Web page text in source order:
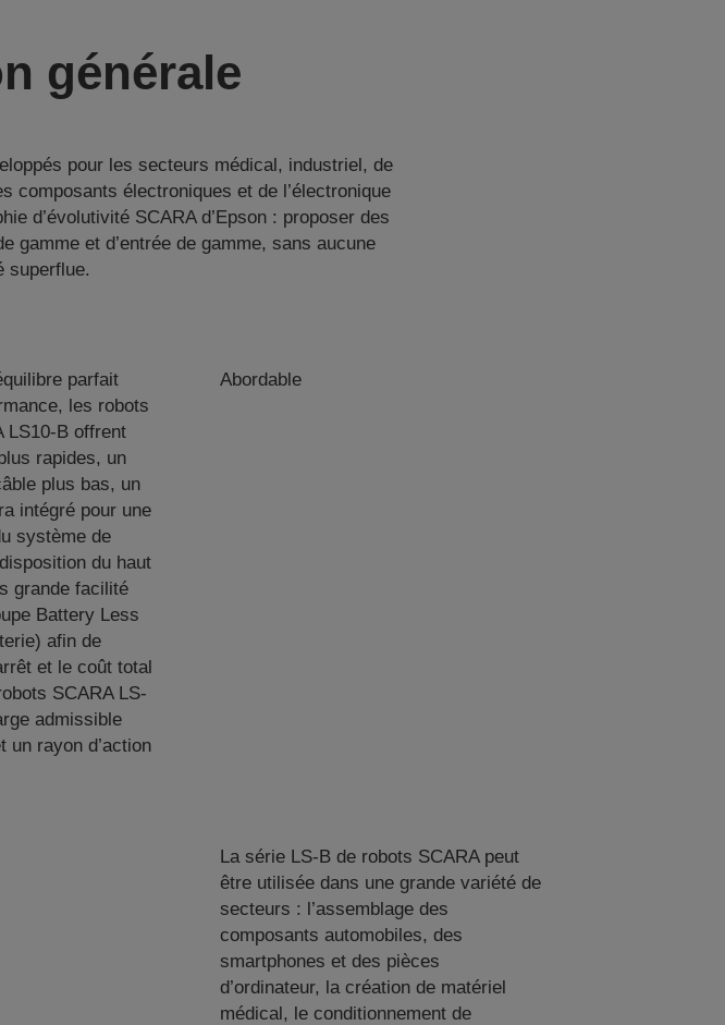
générale
pour les secteurs médical, industriel, de
composants électroniques et de l’électronique
d’évolutivité SCARA d’Epson : proposer des
gamme et d’entrée de gamme, sans aucune
superflue.
parfait
les robots
LS10-B offrent
rapides, un
plus bas, un
intégré pour une
système de
du haut
grande facilité
Battery Less
afin de
et le coût total
SCARA LS-
admissible
un rayon d’action
Abordable
La série LS-B de robots SCARA peut
être utilisée dans une grande variété de
secteurs : l’assemblage des
composants automobiles, des
smartphones et des pièces
d’ordinateur, la création de matériel
médical, le conditionnement de